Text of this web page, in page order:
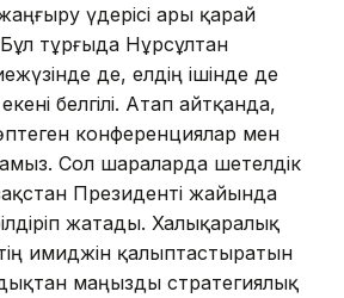
үдерісі ары қарай
тұрғыда Нұрсұлтан
де, елдің ішінде де
белгілі. Атап айтқанда,
конференциялар мен
Сол шараларда шетелдік
Президенті жайында
жатады. Халықаралық
имиджін қалыптастыратын
маңызды стратегиялық